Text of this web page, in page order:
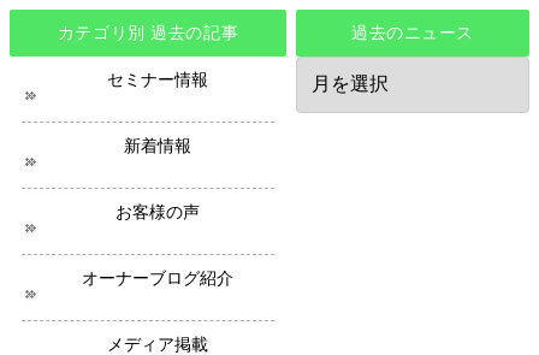
カテゴリ別 過去の記事
セミナー情報
新着情報
お客様の声
オーナーブログ紹介
メディア掲載
過去のニュース
過
の